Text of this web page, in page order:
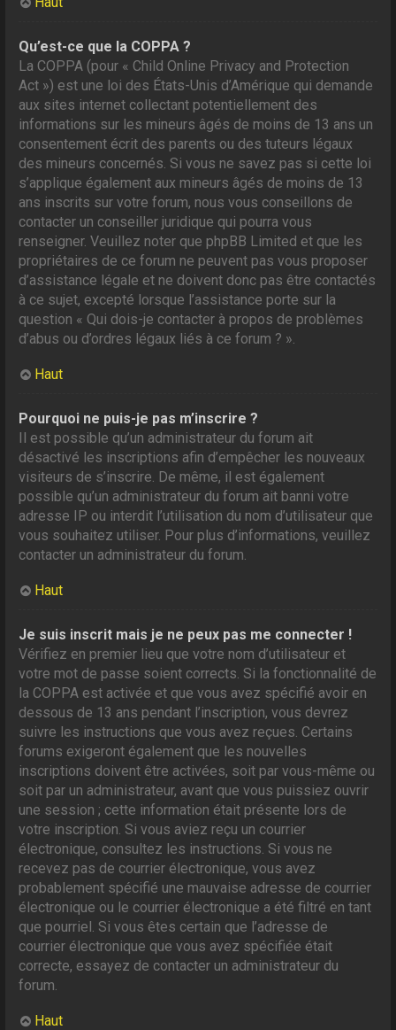
Qu’est-ce que la COPPA ?
La COPPA (pour « Child Online Privacy and Protection
Act ») est une loi des États-Unis d’Amérique qui demande
aux sites internet collectant potentiellement des
informations sur les mineurs âgés de moins de 13 ans un
consentement écrit des parents ou des tuteurs légaux
des mineurs concernés. Si vous ne savez pas si cette loi
s’applique également aux mineurs âgés de moins de 13
ans inscrits sur votre forum, nous vous conseillons de
contacter un conseiller juridique qui pourra vous
renseigner. Veuillez noter que phpBB Limited et que les
propriétaires de ce forum ne peuvent pas vous proposer
d’assistance légale et ne doivent donc pas être contactés
à ce sujet, excepté lorsque l’assistance porte sur la
question « Qui dois-je contacter à propos de problèmes
d’abus ou d’ordres légaux liés à ce forum ? ».
Haut
Pourquoi ne puis-je pas m’inscrire ?
Il est possible qu’un administrateur du forum ait
désactivé les inscriptions afin d’empêcher les nouveaux
visiteurs de s’inscrire. De même, il est également
possible qu’un administrateur du forum ait banni votre
adresse IP ou interdit l’utilisation du nom d’utilisateur que
vous souhaitez utiliser. Pour plus d’informations, veuillez
contacter un administrateur du forum.
Haut
Je suis inscrit mais je ne peux pas me connecter !
Vérifiez en premier lieu que votre nom d’utilisateur et
votre mot de passe soient corrects. Si la fonctionnalité de
la COPPA est activée et que vous avez spécifié avoir en
dessous de 13 ans pendant l’inscription, vous devrez
suivre les instructions que vous avez reçues. Certains
forums exigeront également que les nouvelles
inscriptions doivent être activées, soit par vous-même ou
soit par un administrateur, avant que vous puissiez ouvrir
une session ; cette information était présente lors de
votre inscription. Si vous aviez reçu un courrier
électronique, consultez les instructions. Si vous ne
recevez pas de courrier électronique, vous avez
probablement spécifié une mauvaise adresse de courrier
électronique ou le courrier électronique a été filtré en tant
que pourriel. Si vous êtes certain que l’adresse de
courrier électronique que vous avez spécifiée était
correcte, essayez de contacter un administrateur du
forum.
Haut